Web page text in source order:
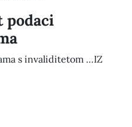
s invaliditetom …IZ